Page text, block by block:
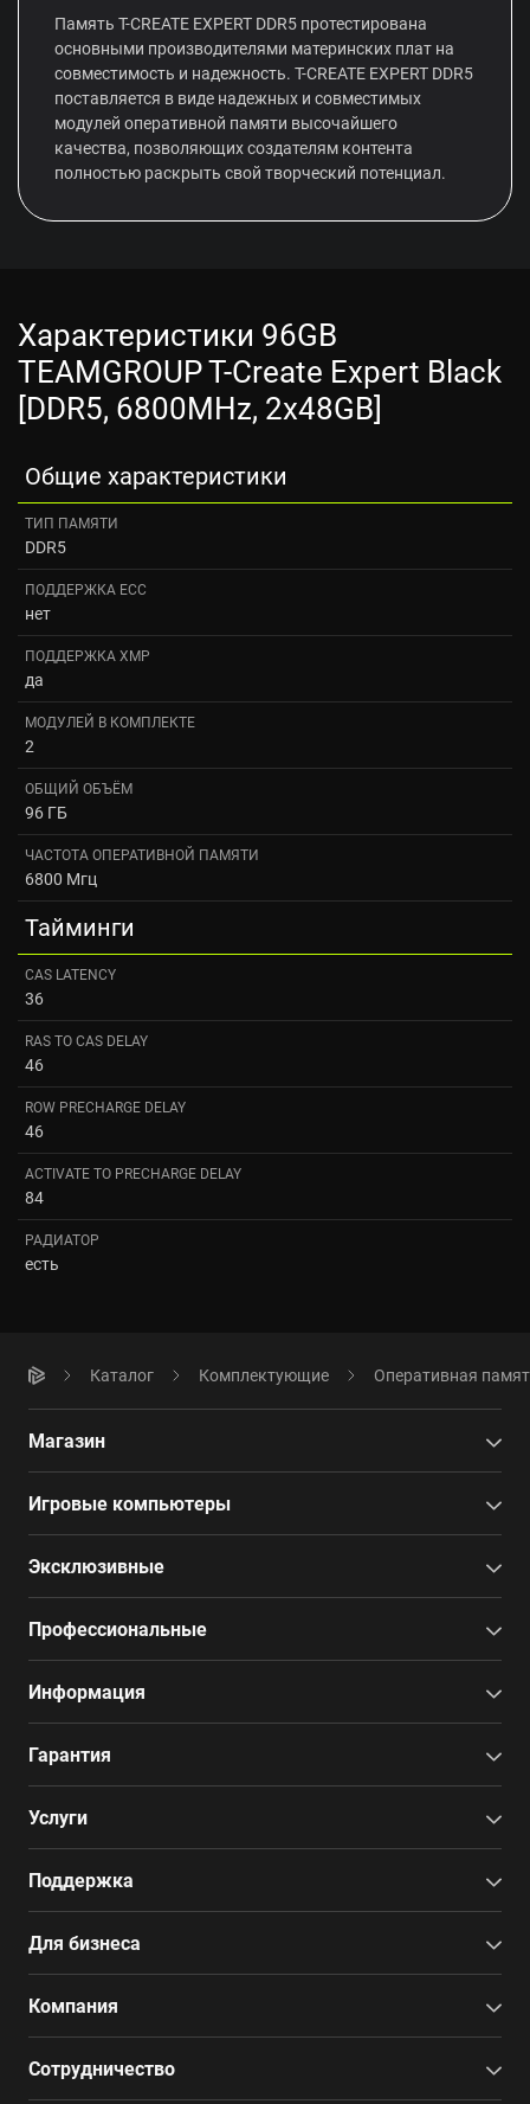
Память T-CREATE EXPERT DDR5 протестирована
основными производителями материнских плат на
совместимость и надежность. T-CREATE EXPERT DDR5
поставляется в виде надежных и совместимых
модулей оперативной памяти высочайшего
качества, позволяющих создателям контента
полностью раскрыть свой творческий потенциал.
Характеристики 96GB
TEAMGROUP T-Create Expert Black
[DDR5, 6800MHz, 2x48GB]
Общие характеристики
ТИП ПАМЯТИ
DDR5
ПОДДЕРЖКА ECC
нет
ПОДДЕРЖКА XMP
да
МОДУЛЕЙ В КОМПЛЕКТЕ
2
ОБЩИЙ ОБЪЁМ
96 ГБ
ЧАСТОТА ОПЕРАТИВНОЙ ПАМЯТИ
6800 Мгц
Тайминги
CAS LATENCY
36
RAS TO CAS DELAY
46
ROW PRECHARGE DELAY
46
ACTIVATE TO PRECHARGE DELAY
84
РАДИАТОР
есть
Каталог Комплектующие Оперативная
Магазин
Игровые компьютеры
Эксклюзивные
Профессиональные
Информация
Гарантия
Услуги
Поддержка
Для бизнеса
Компания
Сотрудничество